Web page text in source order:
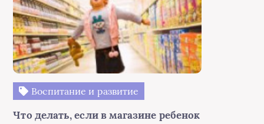
Воспитание и развитие
Что делать, если в магазине ребенок